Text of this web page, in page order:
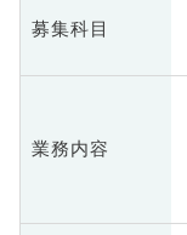
募集科目
業務内容